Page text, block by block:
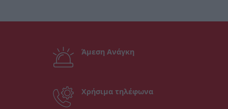
Άμεση Ανάγκη
Χρήσιμα τηλέφωνα